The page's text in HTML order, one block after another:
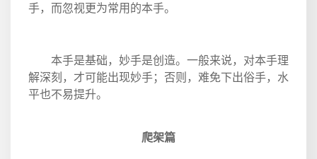
手，而忽视更为常用的本手。
本手是基础，妙手是创造。一般来说，对本手理
解深刻，才可能出现妙手；否则，难免下出俗手，水
平也不易提升。
爬架篇